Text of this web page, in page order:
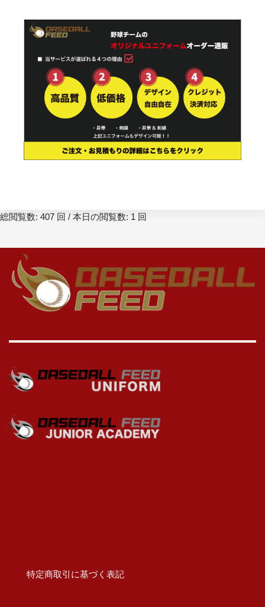
総閲覧数: 407 回 / 本日の閲覧数: 1 回
特定商取引に基づく表記